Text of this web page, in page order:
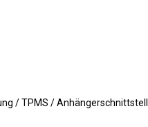
/ TPMS /